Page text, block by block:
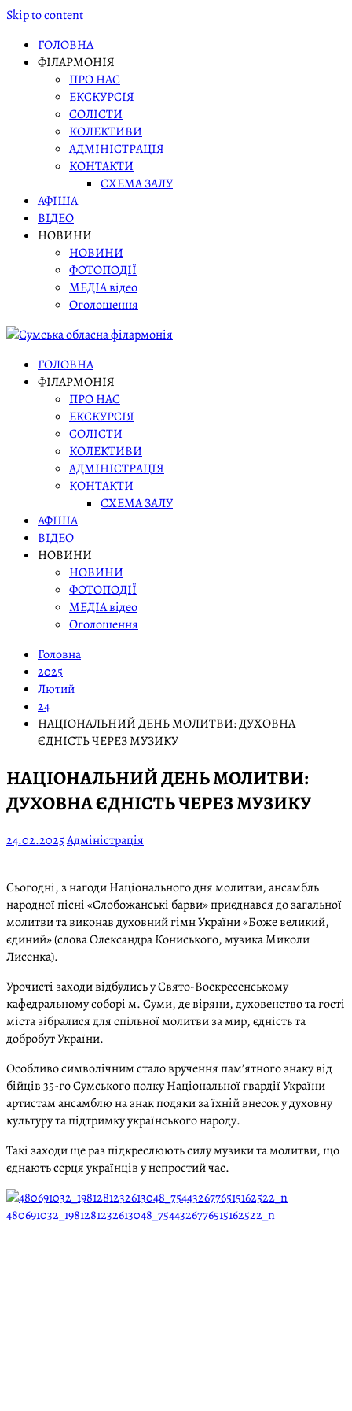
Skip to content
ГОЛОВНА
ФІЛАРМОНІЯ
ПРО НАС
ЕКСКУРСІЯ
СОЛІСТИ
КОЛЕКТИВИ
АДМІНІСТРАЦІЯ
КОНТАКТИ
СХЕМА ЗАЛУ
АФІША
ВІДЕО
НОВИНИ
НОВИНИ
ФОТОПОДІЇ
МЕДІА відео
Оголошення
ГОЛОВНА
ФІЛАРМОНІЯ
ПРО НАС
ЕКСКУРСІЯ
СОЛІСТИ
КОЛЕКТИВИ
АДМІНІСТРАЦІЯ
КОНТАКТИ
СХЕМА ЗАЛУ
АФІША
ВІДЕО
НОВИНИ
НОВИНИ
ФОТОПОДІЇ
МЕДІА відео
Оголошення
Головна
2025
Лютий
24
НАЦІОНАЛЬНИЙ ДЕНЬ МОЛИТВИ: ДУХОВНА
ЄДНІСТЬ ЧЕРЕЗ МУЗИКУ
НАЦІОНАЛЬНИЙ ДЕНЬ МОЛИТВИ:
ДУХОВНА ЄДНІСТЬ ЧЕРЕЗ МУЗИКУ
24.02.2025Адміністрація
Сьогодні, з нагоди Національного дня молитви, ансамбль
народної пісні «Слобожанські барви» приєднався до загальної
молитви та виконав духовний гімн України «Боже великий,
єдиний» (слова Олександра Кониського, музика Миколи
Лисенка).
Урочисті заходи відбулись у Свято-Воскресенському
кафедральному соборі м. Суми, де віряни, духовенство та гості
міста зібралися для спільної молитви за мир, єдність та
добробут України.
Особливо символічним стало вручення пам’ятного знаку від
бійців 35-го Сумського полку Національної гвардії України
артистам ансамблю на знак подяки за їхній внесок у духовну
культуру та підтримку українського народу.
Такі заходи ще раз підкреслюють силу музики та молитви, що
єднають серця українців у непростий час.
480691032_1981281232613048_7544326776515162522_n